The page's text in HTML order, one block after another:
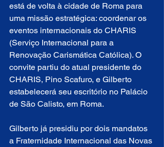
está de volta à cidade de Roma para
uma missão estratégica: coordenar os
eventos internacionais do CHARIS
(Serviço Internacional para a
Renovação Carismática Católica). O
convite partiu do atual presidente do
CHARIS, Pino Scafuro, e Gilberto
estabelecerá seu escritório no Palácio
de São Calisto, em Roma.
Gilberto já presidiu por dois mandatos
a Fraternidade Internacional das Novas